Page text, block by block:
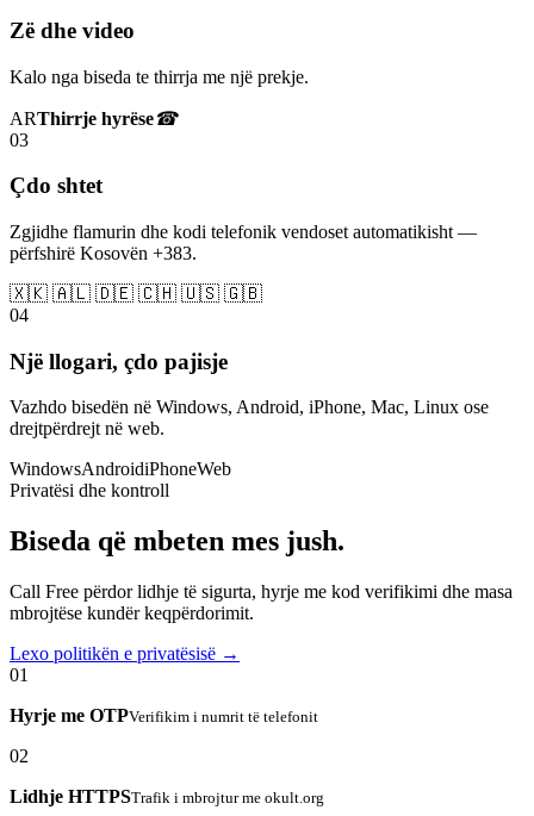
Zë dhe video
Kalo nga biseda te thirrja me një prekje.
ARThirrje hyrëse☎
03
Çdo shtet
Zgjidhe flamurin dhe kodi telefonik vendoset automatikisht —
përfshirë Kosovën +383.
🇽🇰 🇦🇱 🇩🇪 🇨🇭 🇺🇸 🇬🇧
04
Një llogari, çdo pajisje
Vazhdo bisedën në Windows, Android, iPhone, Mac, Linux ose
drejtpërdrejt në web.
WindowsAndroidiPhoneWeb
Privatësi dhe kontroll
Biseda që mbeten mes jush.
Call Free përdor lidhje të sigurta, hyrje me kod verifikimi dhe masa
mbrojtëse kundër keqpërdorimit.
Lexo politikën e privatësisë →
01
Hyrje me OTPVerifikim i numrit të telefonit
02
Lidhje HTTPSTrafik i mbrojtur me okult.org